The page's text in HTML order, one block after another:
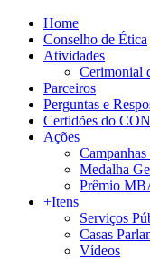
Home
Conselho de Ética
Atividades
Cerimonial
Parceiros
Perguntas e
Certidões do
Ações
Medalha
Prêmio
+Itens
Serviços
Casas
Vídeos